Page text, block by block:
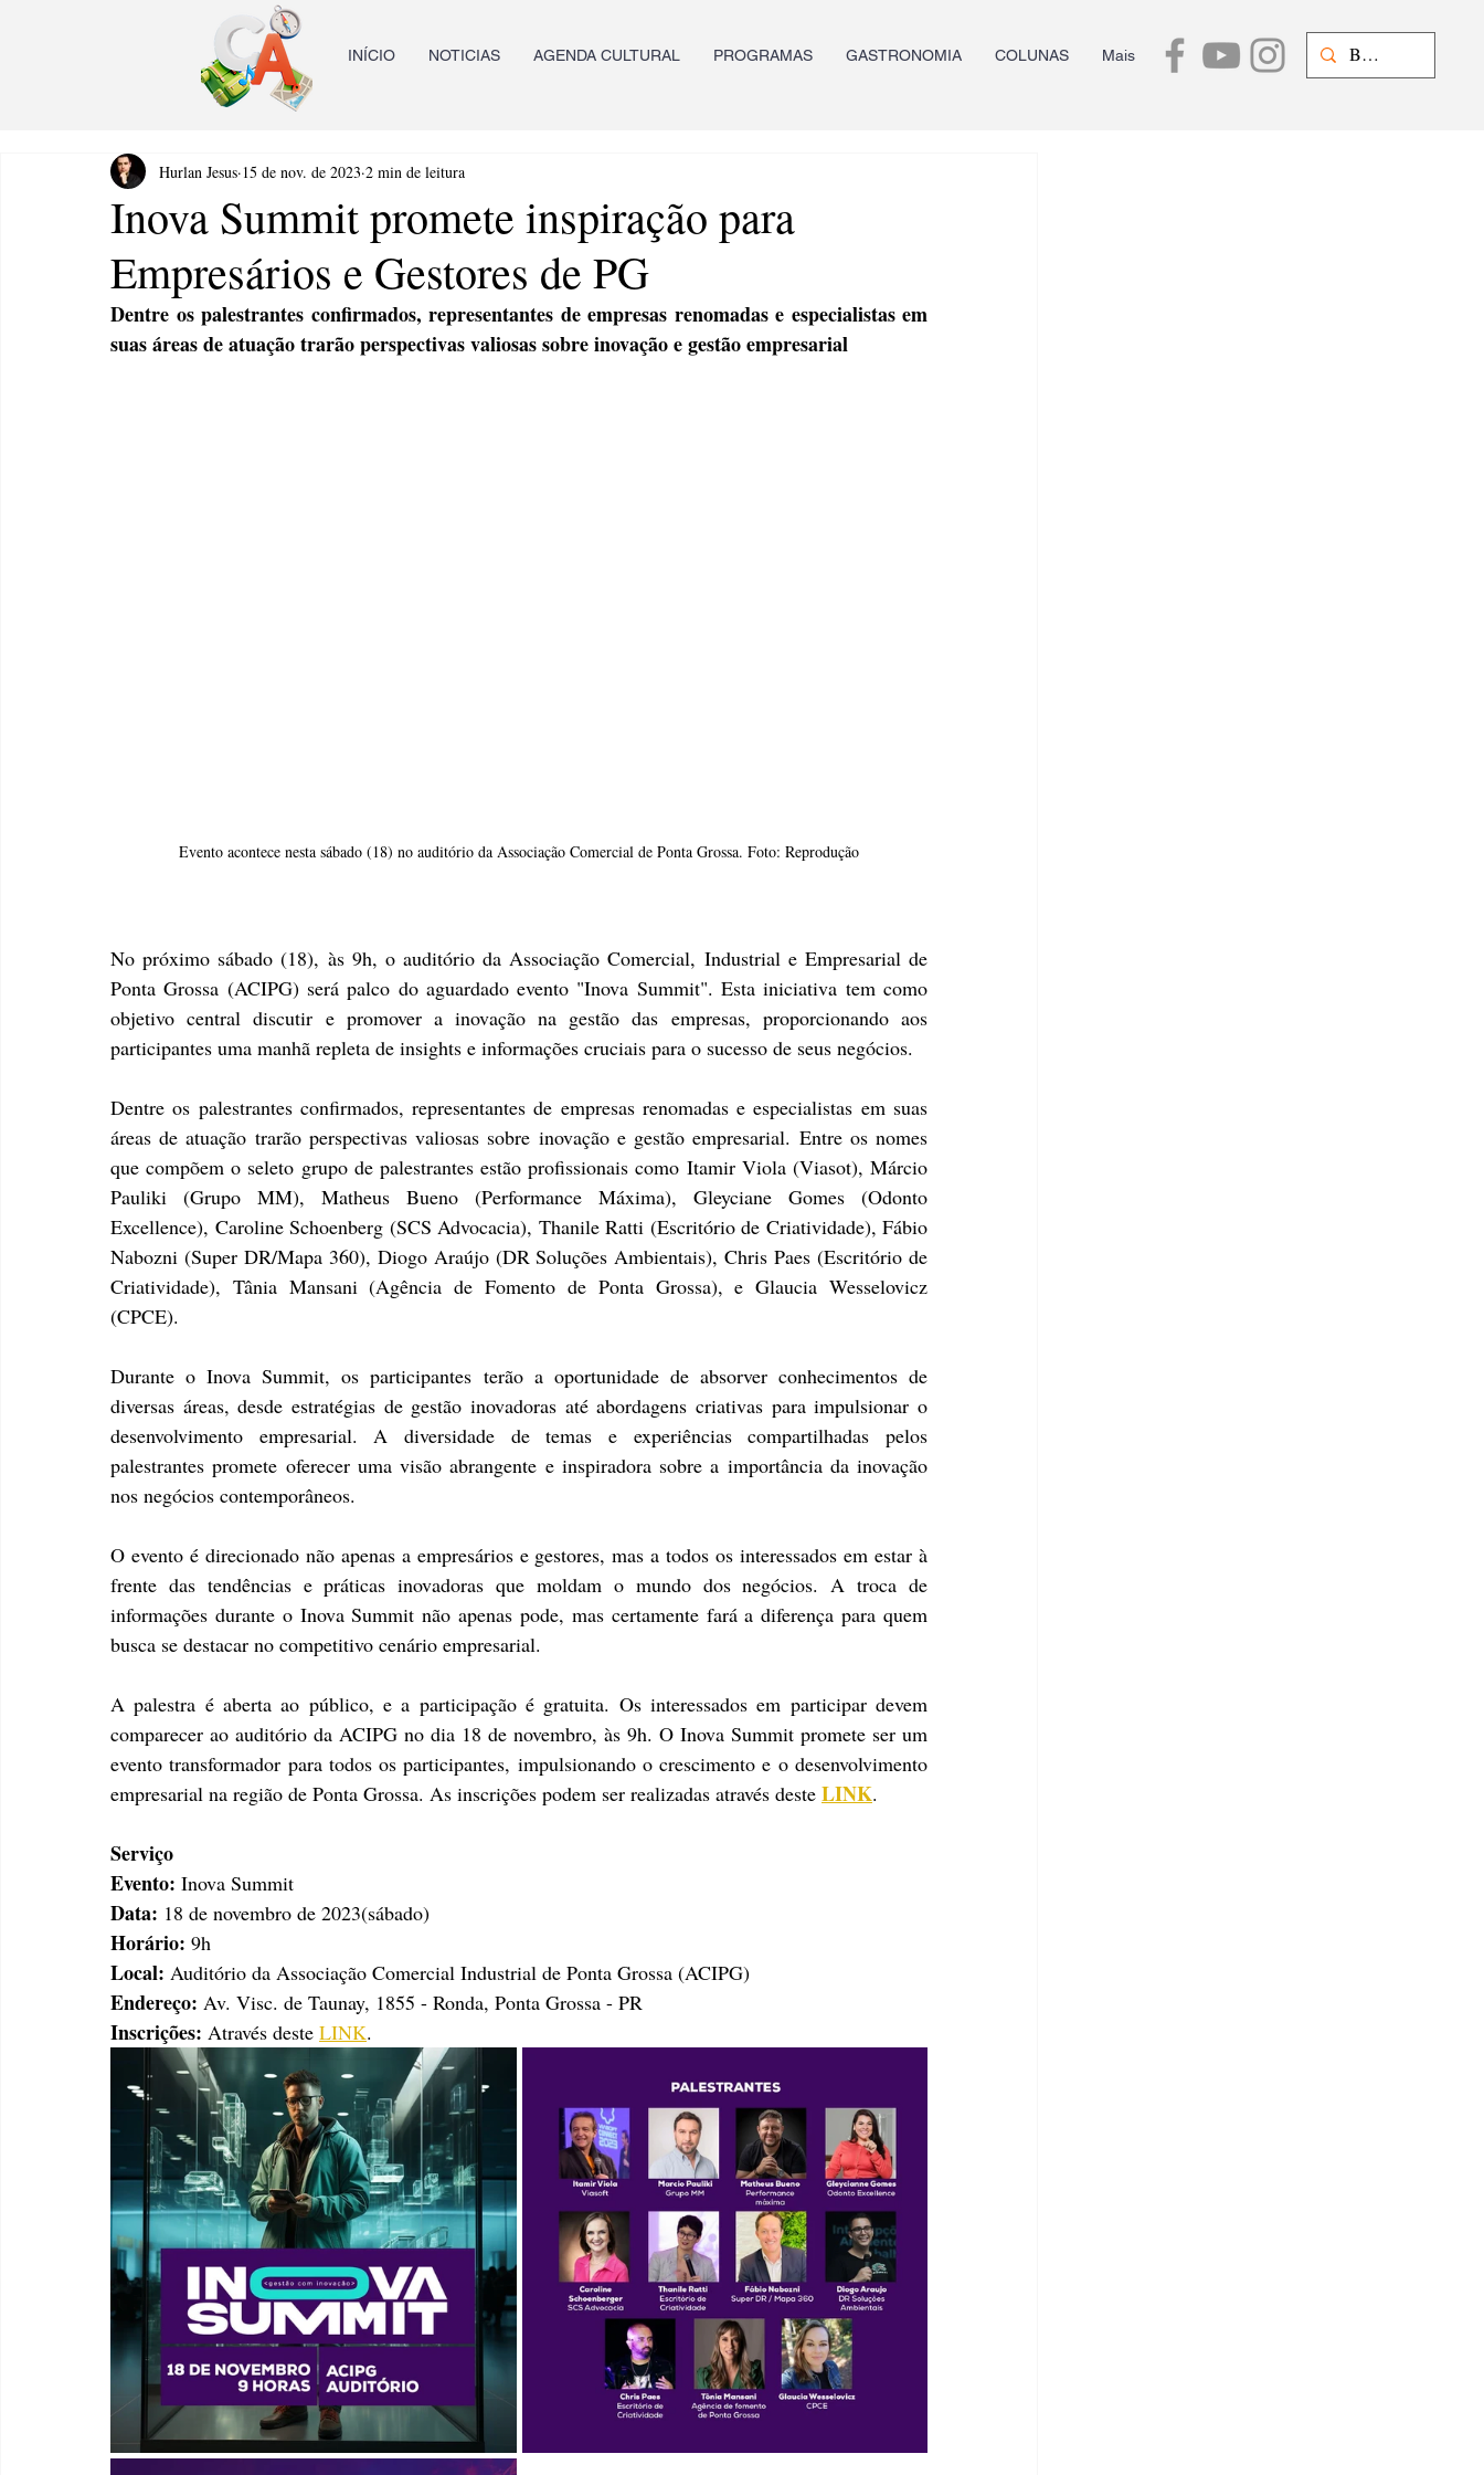
INÍCIO NOTICIAS AGENDA CULTURAL PROGRAMAS GASTRONOMIA COLUNAS Mais
Inova Summit promete inspiração para
Empresários e Gestores de PG
Hurlan Jesus 15 de nov. de 2023 2 min de leitura
Dentre os palestrantes confirmados, representantes de empresas renomadas e especialistas em
suas áreas de atuação trarão perspectivas valiosas sobre inovação e gestão empresarial
Evento acontece nesta sábado (18) no auditório da Associação Comercial de Ponta Grossa. Foto: Reprodução
No próximo sábado (18), às 9h, o auditório da Associação Comercial, Industrial e Empresarial de
Ponta Grossa (ACIPG) será palco do aguardado evento "Inova Summit". Esta iniciativa tem como
objetivo central discutir e promover a inovação na gestão das empresas, proporcionando aos
participantes uma manhã repleta de insights e informações cruciais para o sucesso de seus negócios.
Dentre os palestrantes confirmados, representantes de empresas renomadas e especialistas em suas
áreas de atuação trarão perspectivas valiosas sobre inovação e gestão empresarial. Entre os nomes
que compõem o seleto grupo de palestrantes estão profissionais como Itamir Viola (Viasot), Márcio
Pauliki (Grupo MM), Matheus Bueno (Performance Máxima), Gleyciane Gomes (Odonto
Excellence), Caroline Schoenberg (SCS Advocacia), Thanile Ratti (Escritório de Criatividade), Fábio
Nabozni (Super DR/Mapa 360), Diogo Araújo (DR Soluções Ambientais), Chris Paes (Escritório de
Criatividade), Tânia Mansani (Agência de Fomento de Ponta Grossa), e Glaucia Wesselovicz
(CPCE).
Durante o Inova Summit, os participantes terão a oportunidade de absorver conhecimentos de
diversas áreas, desde estratégias de gestão inovadoras até abordagens criativas para impulsionar o
desenvolvimento empresarial. A diversidade de temas e experiências compartilhadas pelos
palestrantes promete oferecer uma visão abrangente e inspiradora sobre a importância da inovação
nos negócios contemporâneos.
O evento é direcionado não apenas a empresários e gestores, mas a todos os interessados em estar à
frente das tendências e práticas inovadoras que moldam o mundo dos negócios. A troca de
informações durante o Inova Summit não apenas pode, mas certamente fará a diferença para quem
busca se destacar no competitivo cenário empresarial.
A palestra é aberta ao público, e a participação é gratuita. Os interessados em participar devem
comparecer ao auditório da ACIPG no dia 18 de novembro, às 9h. O Inova Summit promete ser um
evento transformador para todos os participantes, impulsionando o crescimento e o desenvolvimento
empresarial na região de Ponta Grossa. As inscrições podem ser realizadas através deste LINK.
Serviço
Evento: Inova Summit
Data: 18 de novembro de 2023(sábado)
Horário: 9h
Local: Auditório da Associação Comercial Industrial de Ponta Grossa (ACIPG)
Endereço: Av. Visc. de Taunay, 1855 - Ronda, Ponta Grossa - PR
Inscrições: Através deste LINK.